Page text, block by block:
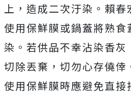
上，造成二次汙染。賴
使用保鮮膜或鍋蓋將熟
染。若供品不幸沾染香灰
切除丟棄，切勿心存僥倖
使用保鮮膜時應避免直接